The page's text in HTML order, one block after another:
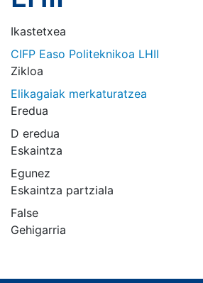
Ikastetxea
CIFP Easo Politeknikoa LHII
Zikloa
Elikagaiak merkaturatzea
Eredua
D eredua
Eskaintza
Egunez
Eskaintza partziala
False
Gehigarria